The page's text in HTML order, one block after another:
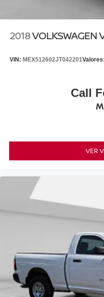
2018VOLKSWAGEN
VIN: MEX512602JT042201Valores:
Call
VER